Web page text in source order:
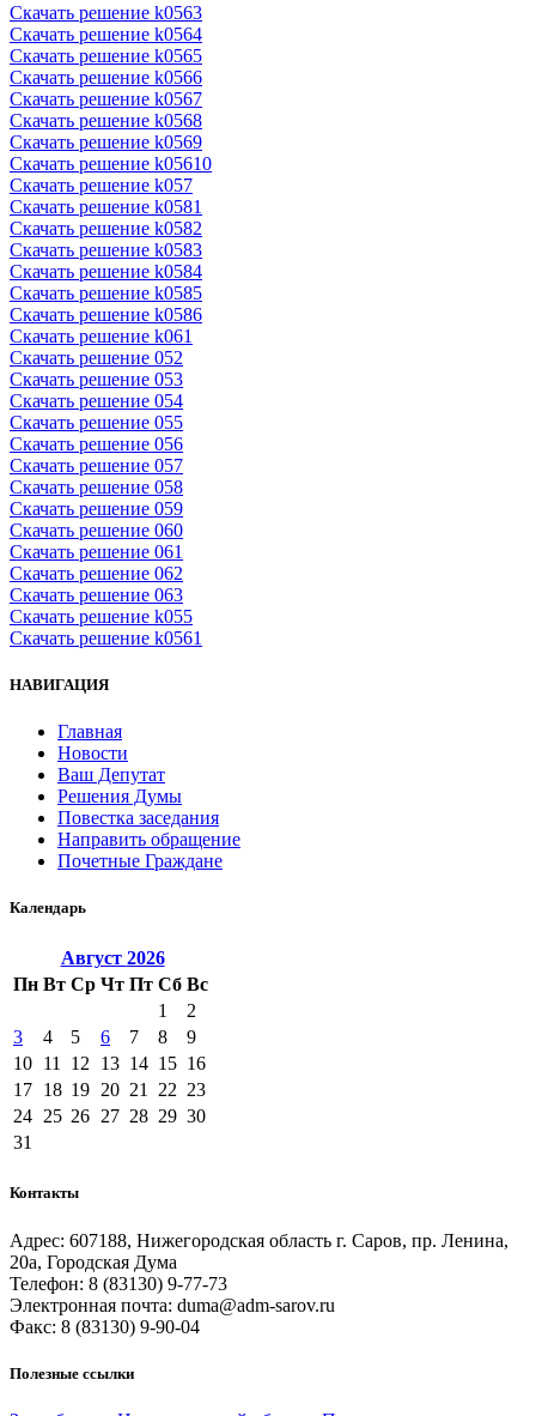
Скачать решение k0563
Скачать решение k0564
Скачать решение k0565
Скачать решение k0566
Скачать решение k0567
Скачать решение k0568
Скачать решение k0569
Скачать решение k05610
Скачать решение k057
Скачать решение k0581
Скачать решение k0582
Скачать решение k0583
Скачать решение k0584
Скачать решение k0585
Скачать решение k0586
Скачать решение k061
Скачать решение 052
Скачать решение 053
Скачать решение 054
Скачать решение 055
Скачать решение 056
Скачать решение 057
Скачать решение 058
Скачать решение 059
Скачать решение 060
Скачать решение 061
Скачать решение 062
Скачать решение 063
Скачать решение k055
Скачать решение k0561
НАВИГАЦИЯ
Главная
Новости
Ваш Депутат
Решения Думы
Повестка заседания
Направить обращение
Почетные Граждане
Календарь
Август 2026
Пн Вт Ср Чт Пт Сб Вс
1
2
3
4 5 6 7 8
9
10 11 12 13 14 15 16
17 18 19 20 21 22 23
24 25 26 27 28 29 30
31
Контакты
Адрес: 607188, Нижегородская область г. Саров, пр. Ленина,
20а, Городская Дума
Телефон: 8 (83130) 9-77-73
Электронная почта: duma@adm-sarov.ru
Факс: 8 (83130) 9-90-04
Полезные ссылки